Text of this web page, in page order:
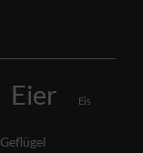
Eier Eis
Geflügel